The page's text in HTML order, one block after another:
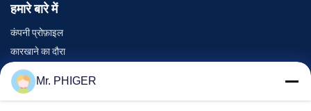
हमारे बारे में
कंपनी प्रोफ़ाइल
कारखाने का दौरा
गुणवत्ता नियंत्रण
साइटमैप
Mr. PHIGER